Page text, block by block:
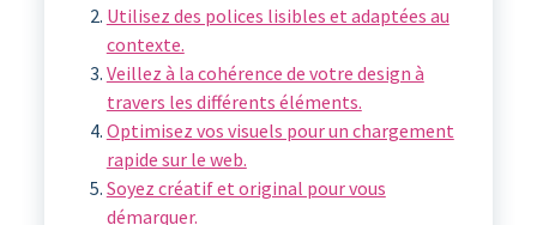
Utilisez des polices lisibles et adaptées au
contexte.
Veillez à la cohérence de votre design à
travers les différents éléments.
Optimisez vos visuels pour un chargement
rapide sur le web.
Soyez créatif et original pour vous
démarquer.